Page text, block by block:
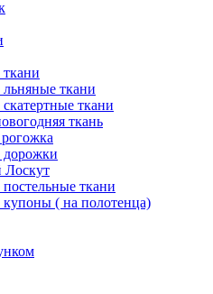
ткани
ткани
ткань
дорожки
Лоскут
ткани
( на полотенца)